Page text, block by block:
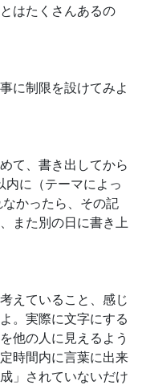
はたくさんあるの
に制限を設けてみよ
て、書き出してから
に（テーマによっ
かったら、その記
また別の日に書き上
えていること、感じ
。実際に文字にする
他の人に見えるよう
時間内に言葉に出来
」されていないだけ